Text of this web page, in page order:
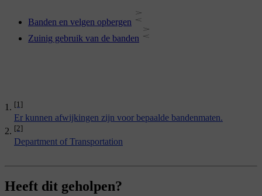
[1]
Er kunnen afwijkingen zijn voor bepaalde bandenmaten.
[2]
Department of Transportation
Banden en velgen opbergen
Zuinig gebruik van de banden
Heeft dit geholpen?